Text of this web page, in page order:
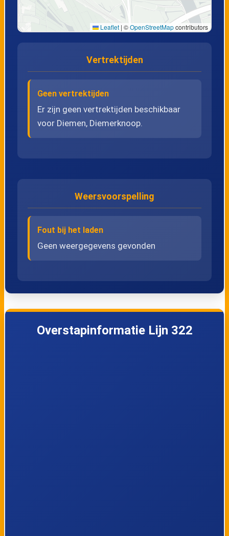
Almere Poort, Station Poort
23 Almere Poort, Strand
Muiden, P+R terrein
Leaflet | ©OpenStreetMapcontributors
Vertrektijden
Geen vertrektijden
Er zijn geen vertrektijden beschikbaar
voor Diemen, Diemerknoop.
Weersvoorspelling
Fout bij het laden
Geen weergegevens gevonden
Overstapinformatie Lijn 322